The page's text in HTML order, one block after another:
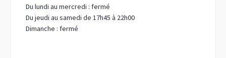
Du lundi au mercredi : fermé
Du jeudi au samedi de 17h45 à 22h00
Dimanche : fermé